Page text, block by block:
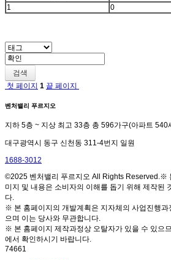
1
0
검색
첫 페이지 1 끝 페이지
벤처밸리 푸르지오
지하 5층 ~ 지상 최고 33층 총 596가구(아파트 540
대구광역시 동구 신천동 311-4번지 일원
1688-3012
©2025 벤처밸리 푸르지오 All Rights Reserved.※
미지 및 내용은 소비자의 이해를 돕기 위해 제작된
다.
※ 본 홈페이지의 개발계획은 지자체의 사업진행과
으며 이는 당사와 무관합니다.
※ 본 홈페이지 제작과정상 오탈자가 있을 수 있으
에서 확인하시기 바랍니다.
74661